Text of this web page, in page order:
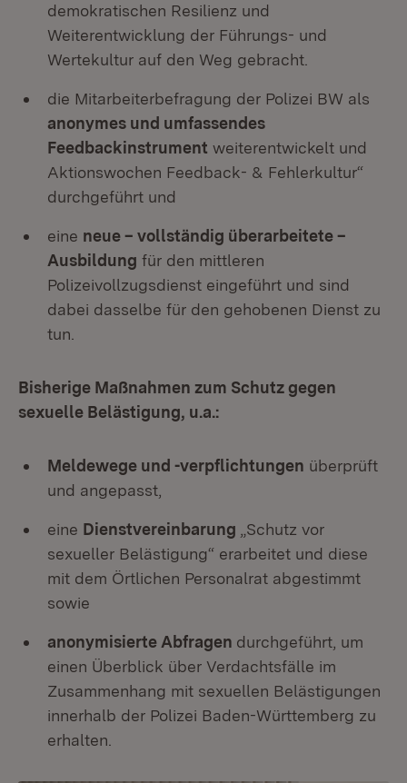
demokratischen Resilienz und
Weiterentwicklung der Führungs- und
Wertekultur auf den Weg gebracht.
die Mitarbeiterbefragung der Polizei BW als
anonymes und umfassendes
Feedbackinstrument weiterentwickelt und
Aktionswochen Feedback- & Fehlerkultur“
durchgeführt und
eine neue – vollständig überarbeitete –
Ausbildung für den mittleren
Polizeivollzugsdienst eingeführt und sind
dabei dasselbe für den gehobenen Dienst zu
tun.
Bisherige Maßnahmen zum Schutz gegen
sexuelle Belästigung, u.a.:
Meldewege und -verpflichtungen überprüft
und angepasst,
eine Dienstvereinbarung „Schutz vor
sexueller Belästigung“ erarbeitet und diese
mit dem Örtlichen Personalrat abgestimmt
sowie
anonymisierte Abfragen durchgeführt, um
einen Überblick über Verdachtsfälle im
Zusammenhang mit sexuellen Belästigungen
innerhalb der Polizei Baden-Württemberg zu
erhalten.